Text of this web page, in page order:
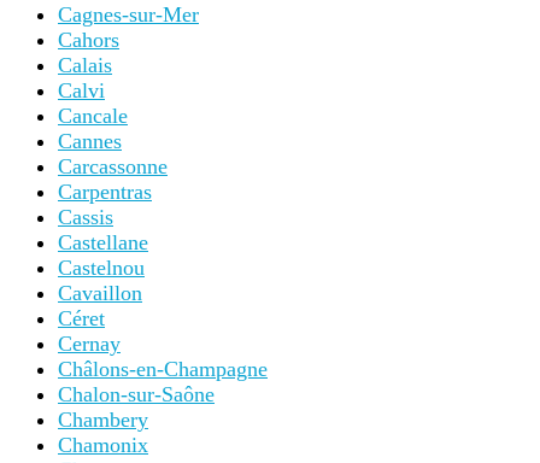
Cagnes-sur-Mer
Cahors
Calais
Calvi
Cancale
Cannes
Carcassonne
Carpentras
Cassis
Castellane
Castelnou
Cavaillon
Céret
Cernay
Châlons-en-Champagne
Chalon-sur-Saône
Chambery
Chamonix